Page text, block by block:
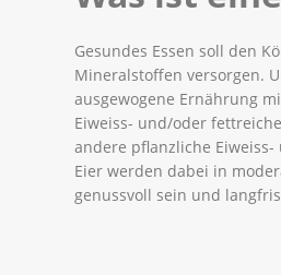
Gesundes Essen soll den
Mineralstoffen versorgen.
ausgewogene Ernährung
Eiweiss- und/oder
andere pflanzliche Eiweiss-
Eier werden dabei in
genussvoll sein und